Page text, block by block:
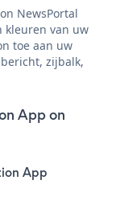
NewsPortal
kleuren van uw
toe aan uw
zijbalk,
App on
App